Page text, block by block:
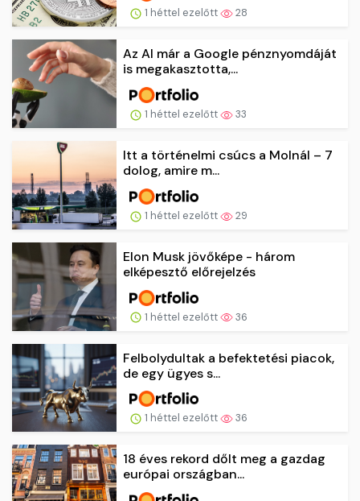
1 héttel ezelőtt 28
Az AI már a Google pénznyomdáját
is megakasztotta,...
1 héttel ezelőtt 33
Itt a történelmi csúcs a Molnál – 7
dolog, amire m...
1 héttel ezelőtt 29
Elon Musk jövőképe - három
elképesztő előrejelzés
1 héttel ezelőtt 36
Felbolydultak a befektetési piacok,
de egy ügyes s...
1 héttel ezelőtt 36
18 éves rekord dőlt meg a gazdag
európai országban...